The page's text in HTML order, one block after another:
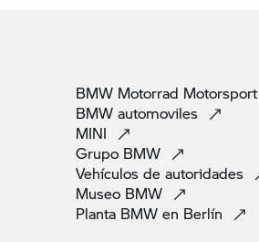
BMW Motorrad Motorsport
BMW automoviles
MINI
Grupo BMW
Vehículos de autoridades
Museo BMW
Planta BMW en Berlín